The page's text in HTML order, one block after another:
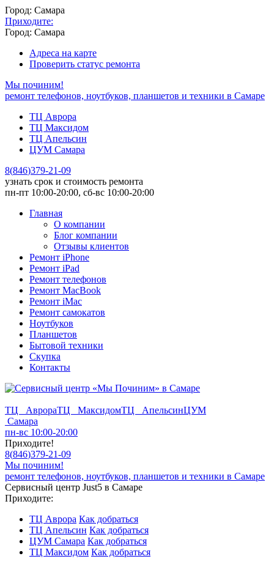
Город: Самара
Приходите:
Город: Самара
Адреса на карте
Проверить статус ремонта
Мы починим!
ремонт телефонов, ноутбуков, планшетов и техники в Самаре
ТЦ Аврора
ТЦ Максидом
ТЦ Апельсин
ЦУМ Самара
8(846)379-21-09
узнать срок и стоимость ремонта
пн-пт 10:00-20:00, сб-вс 10:00-20:00
Главная
О компании
Блог компании
Отзывы клиентов
Ремонт iPhone
Ремонт iPad
Ремонт телефонов
Ремонт MacBook
Ремонт iMac
Ремонт самокатов
Ноутбуков
Планшетов
Бытовой техники
Скупка
Контакты
ТЦ АврораТЦ МаксидомТЦ АпельсинЦУМ
Самара
пн-вс 10:00-20:00
Приходите!
8(846)379-21-09
Мы починим!
ремонт телефонов, ноутбуков, планшетов и техники в Самаре
Сервисный центр Just5 в Самаре
Приходите:
ТЦ Аврора Как добраться
ТЦ Апельсин Как добраться
ЦУМ Самара Как добраться
ТЦ Максидом Как добраться